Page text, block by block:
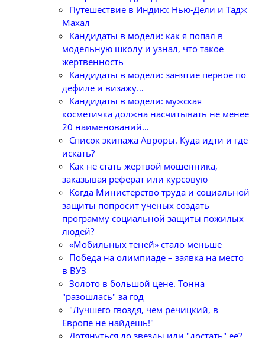
Путешествие в Индию: Нью-Дели и Тадж
Махал
Кандидаты в модели: как я попал в
модельную школу и узнал, что такое
жертвенность
Кандидаты в модели: занятие первое по
дефиле и визажу…
Кандидаты в модели: мужская
косметичка должна насчитывать не менее
20 наименований…
Список экипажа Авроры. Куда идти и где
искать?
Как не стать жертвой мошенника,
заказывая реферат или курсовую
Когда Министерство труда и социальной
защиты попросит ученых создать
программу социальной защиты пожилых
людей?
«Мобильных теней» стало меньше
Победа на олимпиаде – заявка на место
в ВУЗ
Золото в большой цене. Тонна
"разошлась" за год
"Лучшего гвоздя, чем речицкий, в
Европе не найдешь!"
Дотянуться до звезды или "достать" ее?